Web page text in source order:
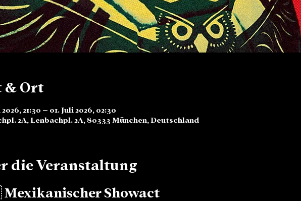
& Ort
2026, 21:30 – 01. Juli 2026, 02:30
2A, Lenbachpl. 2A, 80333 München, Deutschland
die Veranstaltung
Showact